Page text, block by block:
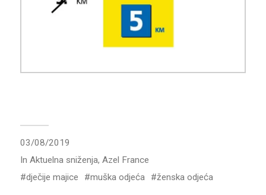
03/08/2019
In Aktuelna sniženja, Azel France
dječije majice
muška odjeća ženska odjeća